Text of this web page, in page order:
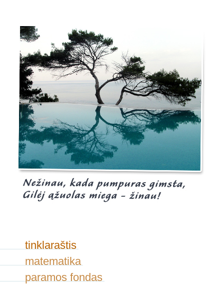
tinklaraštis
matematika
paramos fondas